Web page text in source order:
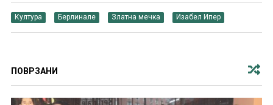
Култура Берлинале Златна мечка Изабел Ипер
ПОВРЗАНИ